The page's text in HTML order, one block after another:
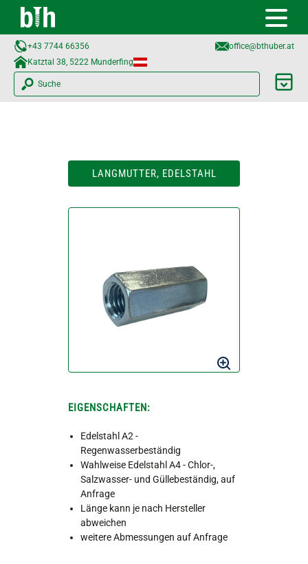
+43 7744 66356
office@bthuber.at​
Katztal 38, 5222 Munderfing
Suche
LANGMUTTER, EDELSTAHL
EIGENSCHAFTEN:
Edelstahl A2 -
Regenwasserbeständig
Wahlweise Edelstahl A4 - Chlor-,
Salzwasser- und Güllebeständig, auf
Anfrage
Länge kann je nach Hersteller
abweichen
weitere Abmessungen auf Anfrage